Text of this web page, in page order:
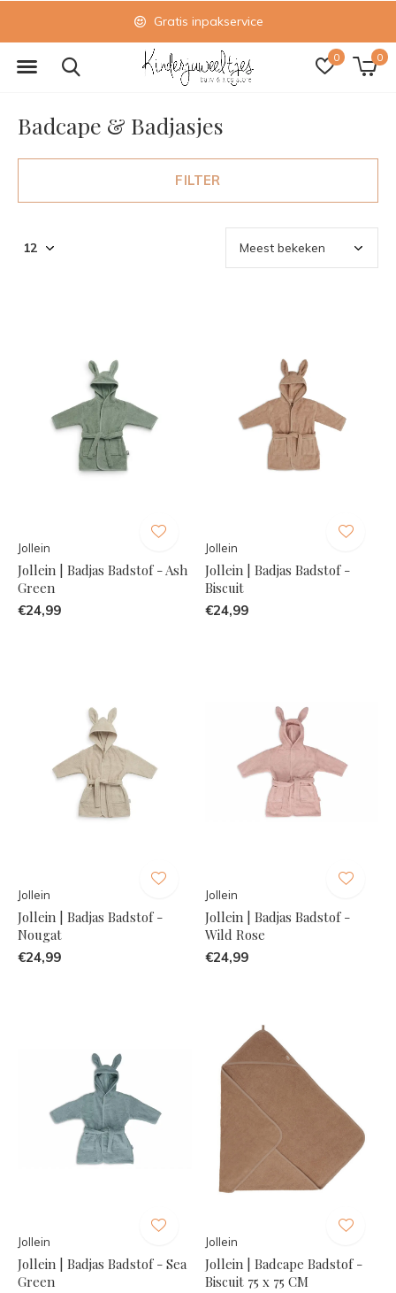
0 0
Gratis inpakservice
Badcape & Badjasjes
FILTER
Jollein
Jollein | Badjas Badstof - Ash
Green
€24,99
Jollein
Jollein | Badjas Badstof -
Biscuit
€24,99
Jollein
Jollein | Badjas Badstof -
Nougat
€24,99
Jollein
Jollein | Badjas Badstof -
Wild Rose
€24,99
Jollein
Jollein | Badjas Badstof - Sea
Green
Jollein
Jollein | Badcape Badstof -
Biscuit 75 x 75 CM